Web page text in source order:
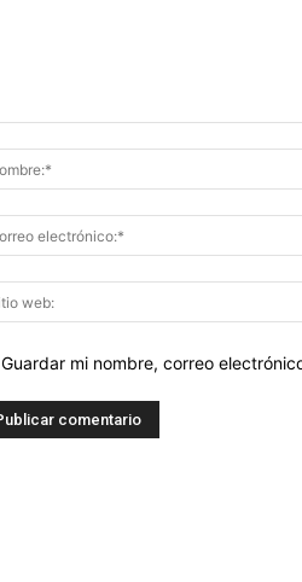
Guardar mi nombre, correo